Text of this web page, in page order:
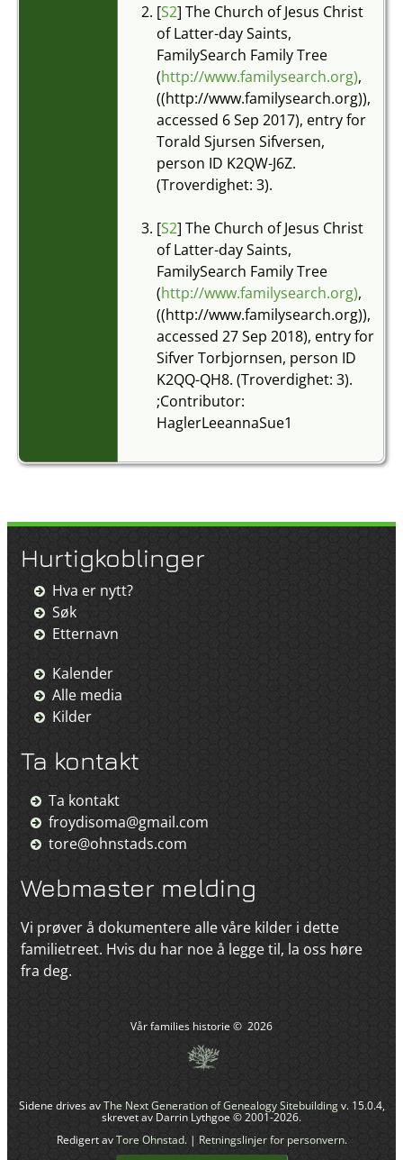
Sogn og
Norge
[S2] The Church of Jesus Christ
of Latter-day Saints,
FamilySearch Family Tree
(http://www.familysearch.org),
((http://www.familysearch.org)),
accessed 6 Sep 2017), entry for
Torald Sjursen Sifversen,
person ID K2QW-J6Z.
(Troverdighet: 3).
[S2] The Church of Jesus Christ
of Latter-day Saints,
FamilySearch Family Tree
(http://www.familysearch.org),
((http://www.familysearch.org)),
accessed 27 Sep 2018), entry for
Sifver Torbjornsen, person ID
K2QQ-QH8. (Troverdighet: 3).
;Contributor:
HaglerLeeannaSue1
Hurtigkoblinger
Hva er nytt?
Søk
Etternavn
Kalender
Alle media
Kilder
Ta kontakt
Ta kontakt
froydisoma@gmail.com
tore@ohnstads.com
Webmaster melding
Vi prøver å dokumentere alle våre kilder i dette
familietreet. Hvis du har noe å legge til, la oss høre
fra deg.
Vår families historie © 2026
Sidene drives avThe Next Generation of Genealogy Sitebuildingv. 15.0.4,
skrevet av Darrin Lythgoe © 2001-2026.
Redigert avTore Ohnstad. | Retningslinjer for personvern.